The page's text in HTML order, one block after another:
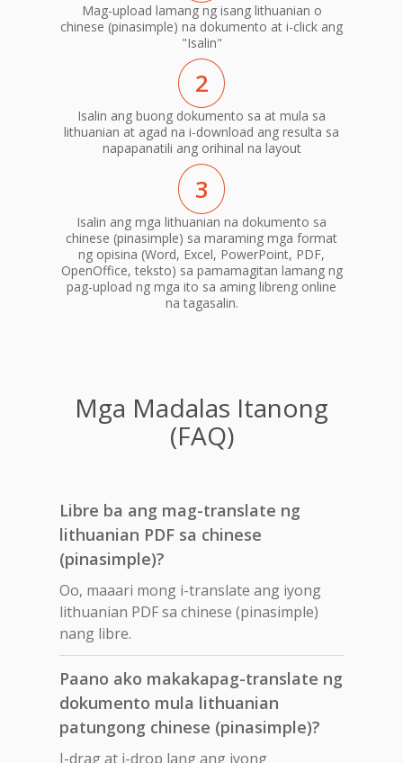
Mag-upload lamang ng isang lithuanian o
chinese (pinasimple) na dokumento at i-click ang
"Isalin"
2
Isalin ang buong dokumento sa at mula sa
lithuanian at agad na i-download ang resulta sa
napapanatili ang orihinal na layout
3
Isalin ang mga lithuanian na dokumento sa
chinese (pinasimple) sa maraming mga format
ng opisina (Word, Excel, PowerPoint, PDF,
OpenOffice, teksto) sa pamamagitan lamang ng
pag-upload ng mga ito sa aming libreng online
na tagasalin.
Mga Madalas Itanong
(FAQ)
Libre ba ang mag-translate ng
lithuanian PDF sa chinese
(pinasimple)?
Oo, maaari mong i-translate ang iyong
lithuanian PDF sa chinese (pinasimple)
nang libre.
Paano ako makakapag-translate ng
dokumento mula lithuanian
patungong chinese (pinasimple)?
I-drag at i-drop lang ang iyong